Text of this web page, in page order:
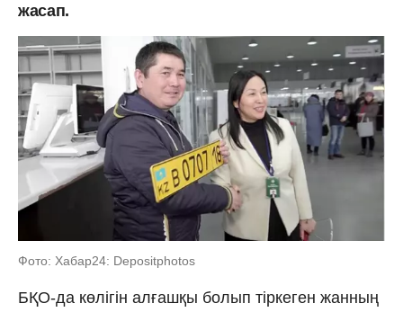
жасап.
Фото: Хабар24: Depositphotos
БҚО-да көлігін алғашқы болып тіркеген жанның